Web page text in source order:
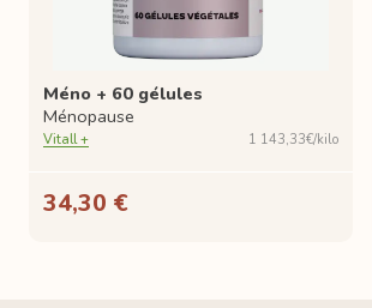
Méno + 60 gélules
Ménopause
Vitall + 1 143,33€/kilo
34,30 €